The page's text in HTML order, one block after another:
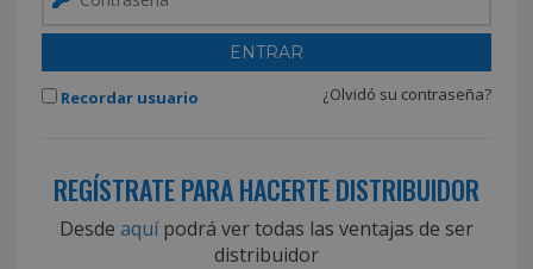
Recordar usuario ¿Olvidó su contraseña?
REGÍSTRATE PARA HACERTE DISTRIBUIDOR
Desde aquípodrá ver todas las ventajas de ser
distribuidor